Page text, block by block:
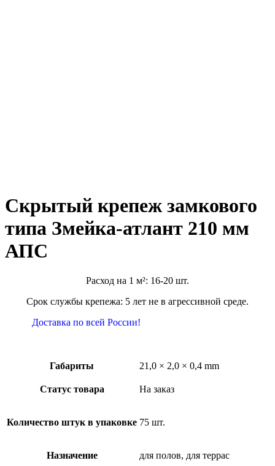
Скрытый крепеж замкового
типа Змейка-атлант 210 мм
АПС
Расход на 1 м²: 16-20 шт.
Срок службы крепежа: 5 лет не в агрессивной среде.
Доставка по всей России!
Габариты 21,0 × 2,0 × 0,4 mm
Статус товара На заказ
Количество штук в упаковке 75 шт.
Назначение для полов, для террас